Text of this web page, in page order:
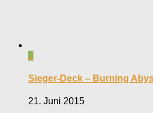
2
Sieger-Deck – Burning
21. Juni 2015